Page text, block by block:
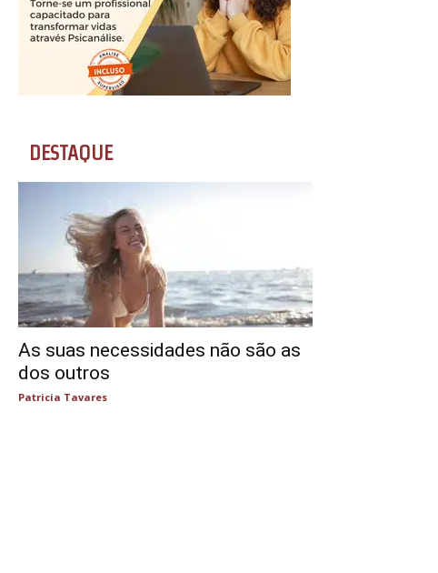
DESTAQUE
As suas necessidades não são as
dos outros
Patricia Tavares